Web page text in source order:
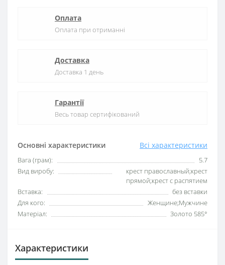
Основні характеристики Всі характеристики
Вага (грам):
5.7
Вид виробу:
крест православный;крест
прямой;крест с распятием
Вставка:
без вставки
Для кого:
Женщине;Мужчине
Матеріал:
Золото 585°
Оплата
Оплата при отриманні
Доставка
Доставка 1 день
Гарантії
Весь товар сертифікований
Характеристики